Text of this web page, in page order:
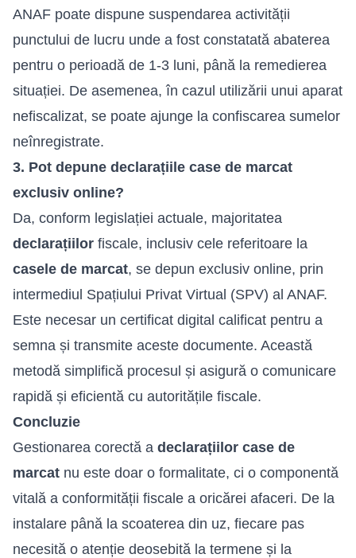
ANAF poate dispune suspendarea activității
punctului de lucru unde a fost constatată abaterea
pentru o perioadă de 1-3 luni, până la remedierea
situației. De asemenea, în cazul utilizării unui aparat
nefiscalizat, se poate ajunge la confiscarea sumelor
neînregistrate.
3. Pot depune declarațiile case de marcat
exclusiv online?
Da, conform legislației actuale, majoritatea
declarațiilor fiscale, inclusiv cele referitoare la
casele de marcat, se depun exclusiv online, prin
intermediul Spațiului Privat Virtual (SPV) al ANAF.
Este necesar un certificat digital calificat pentru a
semna și transmite aceste documente. Această
metodă simplifică procesul și asigură o comunicare
rapidă și eficientă cu autoritățile fiscale.
Concluzie
Gestionarea corectă a declarațiilor case de
marcat nu este doar o formalitate, ci o componentă
vitală a conformității fiscale a oricărei afaceri. De la
instalare până la scoaterea din uz, fiecare pas
necesită o atenție deosebită la termene și la